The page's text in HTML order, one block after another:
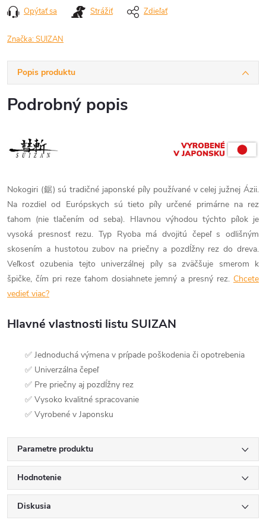
Opýtať sa Strážiť Zdieľať
Značka:SUIZAN
Popis produktu
Podrobný popis
Nokogiri (鋸) sú tradičné japonské píly používané v celej južnej Ázii.
Na rozdiel od Európskych sú tieto píly určené primárne na rez
ťahom (nie tlačením od seba). Hlavnou výhodou týchto pílok je
vysoká presnosť rezu. Typ Ryoba má dvojitú čepeľ s odlišným
skosením a hustotou zubov na priečny a pozdĺžny rez do dreva.
Veľkosť ozubenia tejto univerzálnej píly sa zväčšuje smerom k
špičke, čím pri reze ťahom dosiahnete jemný a presný rez. Chcete
vedieť viac?
Hlavné vlastnosti listu SUIZAN
✅ Jednoduchá výmena v prípade poškodenia či opotrebenia
✅ Univerzálna čepeľ
✅ Pre priečny aj pozdĺžny rez
✅ Vysoko kvalitné spracovanie
✅ Vyrobené v Japonsku
Parametre produktu
Hodnotenie
Diskusia